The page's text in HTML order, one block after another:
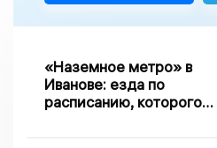
«Наземное метро» в
Иванове: езда по
расписанию, которого
которых нельзя доехать